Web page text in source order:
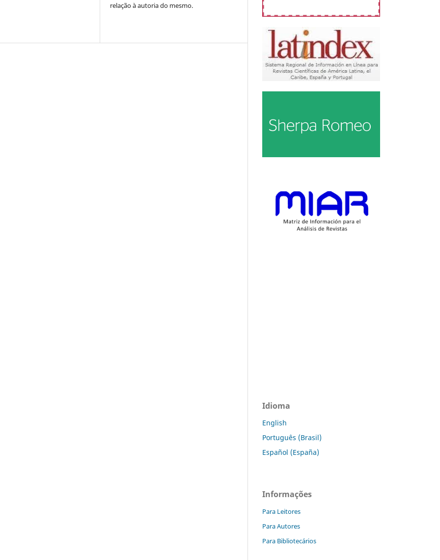
relação à autoria do mesmo.
Idioma
English
Português (Brasil)
Español (España)
Informações
Para Leitores
Para Autores
Para Bibliotecários